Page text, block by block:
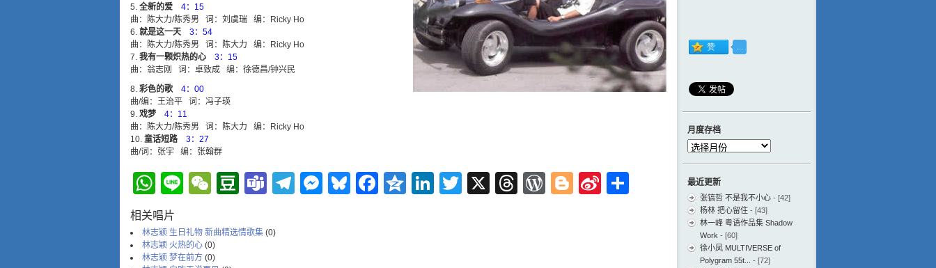
全新的爱
4：15
曲：陈大力/陈秀男 词：刘虞瑞 编：Ricky Ho
就是这一天
3：54
曲：陈大力/陈秀男 词：陈大力 编：Ricky Ho
我有一颗炽热的心
3：15
曲：翁志刚 词：卓致成 编：徐德昌/钟兴民
彩色的歌
4：00
曲/编：王治平 词：冯子瑛
戏梦
4：11
曲：陈大力/陈秀男 词：陈大力 编：Ricky Ho
童话短路
3：27
曲/词：张宇 编：张翰群
WhatsApp
LineWeChat
Douban
TeamsTelegram
Messenger
Bluesky
Facebook
Qzone
LinkedIn
Twitter
X Threads
WordPress
Blogger
Sina
相关唱片
林志颖 生日礼物 新曲精选情歌集 (0)
林志颖 火热的心 (0)
林志颖 梦在前方 (0)
月度存档
月
档
最近更新
张镐哲 不是我不小心 - [42]
杨林 把心留住 - [43]
林一峰 粤语作品集 Shadow
Work - [60]
徐小凤 MULTIVERSE of
Polygram 55t...
- [72]